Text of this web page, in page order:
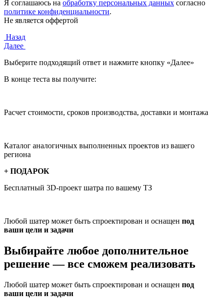
Я соглашаюсь на обработку персональных данных согласно
политике конфиденциальности.
Не является оффертой
Назад
Далее
Выберите подходящий ответ и нажмите кнопку «Далее»
В конце теста вы получите:
Расчет стоимости, сроков производства, доставки и монтажа
Каталог аналогичных выполненных проектов из вашего
региона
+ ПОДАРОК
Бесплатный 3D-проект шатра по вашему ТЗ
Любой шатер может быть спроектирован и оснащен под
ваши цели и задачи
Выбирайте любое дополнительное
решение —все сможем реализовать
Любой шатер может быть спроектирован и оснащен под
ваши цели и задачи